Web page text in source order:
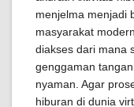
menjelma menjadi
masyarakat
diakses dari mana
genggaman
nyaman. Agar
hiburan di dunia